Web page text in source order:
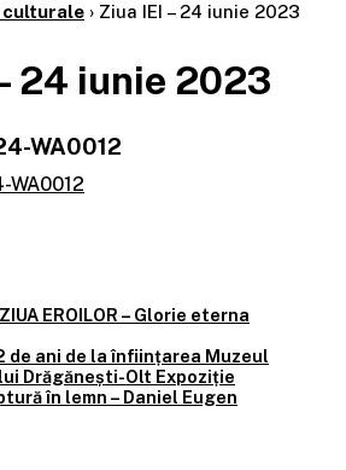
culturale › Ziua IEI – 24 iunie 2023
24 iunie 2023
WA0012
EROILOR – Glorie eterna
de ani de la înființarea Muzeul
Drăgănești-Olt Expoziție
în lemn – Daniel Eugen